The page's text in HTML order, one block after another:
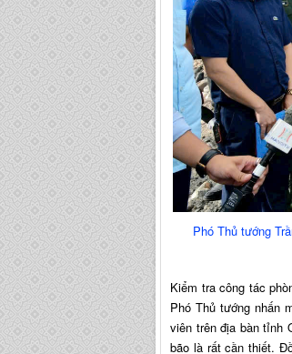
Phó Thủ tướng
Kiểm tra công tác
Phó Thủ tướng nhấn
viên trên địa bàn tỉnh
bão là rất cần thiết.